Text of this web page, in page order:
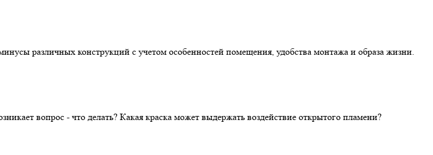
различных конструкций с учетом особенностей помещения, удобства монтажа и образа жизни.
вопрос - что делать? Какая краска может выдержать воздействие открытого пламени?